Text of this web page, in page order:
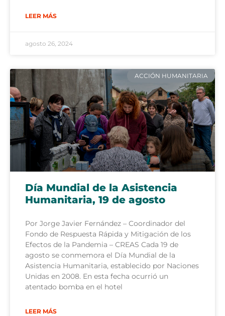
LEER MÁS
agosto 26, 2024
ACCIÓN HUMANITARIA
Día Mundial de la Asistencia
Humanitaria, 19 de agosto
Por Jorge Javier Fernández – Coordinador del
Fondo de Respuesta Rápida y Mitigación de los
Efectos de la Pandemia – CREAS Cada 19 de
agosto se conmemora el Día Mundial de la
Asistencia Humanitaria, establecido por Naciones
Unidas en 2008. En esta fecha ocurrió un
atentado bomba en el hotel
LEER MÁS